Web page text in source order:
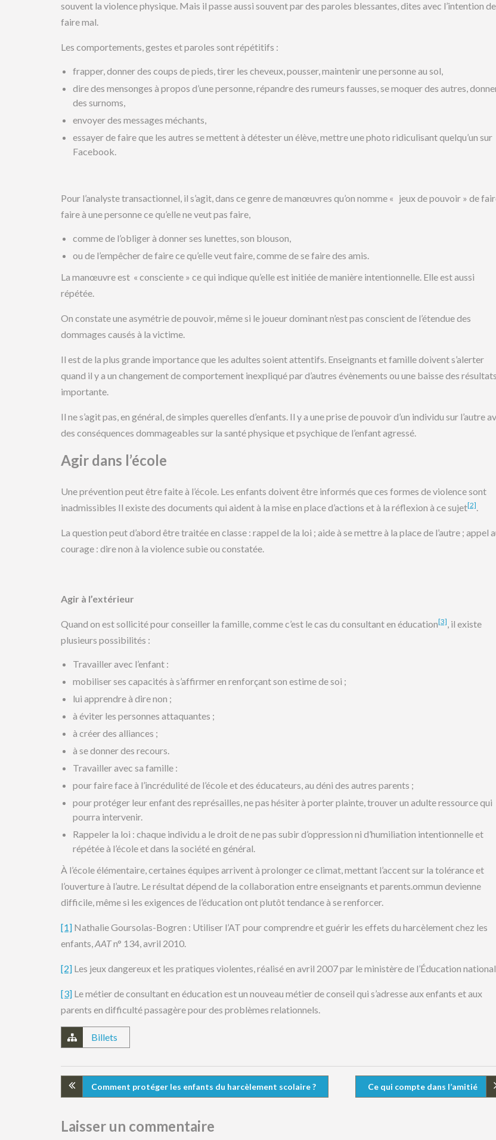
souvent la violence physique. Mais il passe aussi souvent par des paroles blessantes, dites avec l’intention de
faire mal.
Les comportements, gestes et paroles sont répétitifs :
frapper, donner des coups de pieds, tirer les cheveux, pousser, maintenir une personne au sol,
dire des mensonges à propos d’une personne, répandre des rumeurs fausses, se moquer des autres,
des surnoms,
envoyer des messages méchants,
essayer de faire que les autres se mettent à détester un élève, mettre une photo ridiculisant quelqu’un sur
Facebook.
Pour l’analyste transactionnel, il s’agit, dans ce genre de manœuvres qu’on nomme « jeux de pouvoir » de
faire à une personne ce qu’elle ne veut pas faire,
comme de l’obliger à donner ses lunettes, son blouson,
ou de l’empêcher de faire ce qu’elle veut faire, comme de se faire des amis.
La manœuvre est « consciente » ce qui indique qu’elle est initiée de manière intentionnelle. Elle est aussi
répétée.
On constate une asymétrie de pouvoir, même si le joueur dominant n’est pas conscient de l’étendue des
dommages causés à la victime.
Il est de la plus grande importance que les adultes soient attentifs. Enseignants et famille doivent s’alerter
quand il y a un changement de comportement inexpliqué par d’autres évènements ou une baisse des résultats
importante.
Il ne s’agit pas, en général, de simples querelles d’enfants. Il y a une prise de pouvoir d’un individu sur l’autre
des conséquences dommageables sur la santé physique et psychique de l’enfant agressé.
Agir dans l’école
Une prévention peut être faite à l’école. Les enfants doivent être informés que ces formes de violence sont
inadmissibles Il existe des documents qui aident à la mise en place d’actions et à la réflexion à ce sujet[2].
La question peut d’abord être traitée en classe : rappel de la loi ; aide à se mettre à la place de l’autre ; appel
courage : dire non à la violence subie ou constatée.
Agir à l’extérieur
Quand on est sollicité pour conseiller la famille, comme c’est le cas du consultant en éducation[3], il existe
plusieurs possibilités :
Travailler avec l’enfant :
mobiliser ses capacités à s’affirmer en renforçant son estime de soi ;
lui apprendre à dire non ;
à éviter les personnes attaquantes ;
à créer des alliances ;
à se donner des recours.
Travailler avec sa famille :
pour faire face à l’incrédulité de l’école et des éducateurs, au déni des autres parents ;
pour protéger leur enfant des représailles, ne pas hésiter à porter plainte, trouver un adulte ressource qui
pourra intervenir.
Rappeler la loi : chaque individu a le droit de ne pas subir d’oppression ni d’humiliation intentionnelle et
répétée à l’école et dans la société en général.
À l’école élémentaire, certaines équipes arrivent à prolonger ce climat, mettant l’accent sur la tolérance et
l’ouverture à l’autre. Le résultat dépend de la collaboration entre enseignants et parents.ommun devienne
difficile, même si les exigences de l’éducation ont plutôt tendance à se renforcer.
[1] Nathalie Goursolas-Bogren : Utiliser l’AT pour comprendre et guérir les effets du harcèlement chez les
enfants,AATn° 134, avril 2010.
[2] Les jeux dangereux et les pratiques violentes, réalisé en avril 2007 par le ministère de l’Éducation
[3] Le métier de consultant en éducation est un nouveau métier de conseil qui s’adresse aux enfants et aux
parents en difficulté passagère pour des problèmes relationnels.
Billets
Comment protéger les enfants du harcèlement scolaire ? Ce qui compte dans l’amitié
Laisser un commentaire